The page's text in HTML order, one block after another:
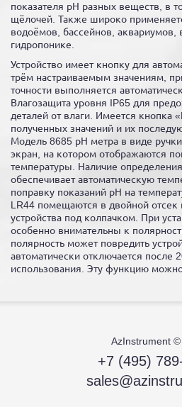
показателя рН разных веществ, в
щёлочей. Также широко
водоёмов, бассейнов, аквариумов,
гидропонике.
Устройство имеет кнопку для
трём настраиваемым значениям,
точности выполняется
Влагозащита уровня IP65 для
деталей от влаги. Имеется кнопка
полученных значений и их
Модель 8685 рН метра в виде
экран, на котором отображаются
температуры. Наличие
обеспечивает автоматическую
поправку показаний рН на
LR44 помещаются в двойной отсек
устройства под колпачком. При
особенно внимательны к
полярность может повредить
автоматически отключается после
использования. Эту функцию можно
AzInstrument
+7 (495)